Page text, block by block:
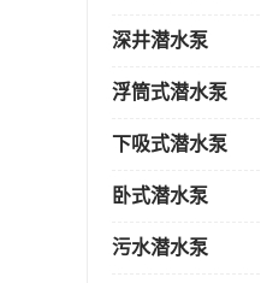
深井潜水泵
浮筒式潜水泵
下吸式潜水泵
卧式潜水泵
污水潜水泵